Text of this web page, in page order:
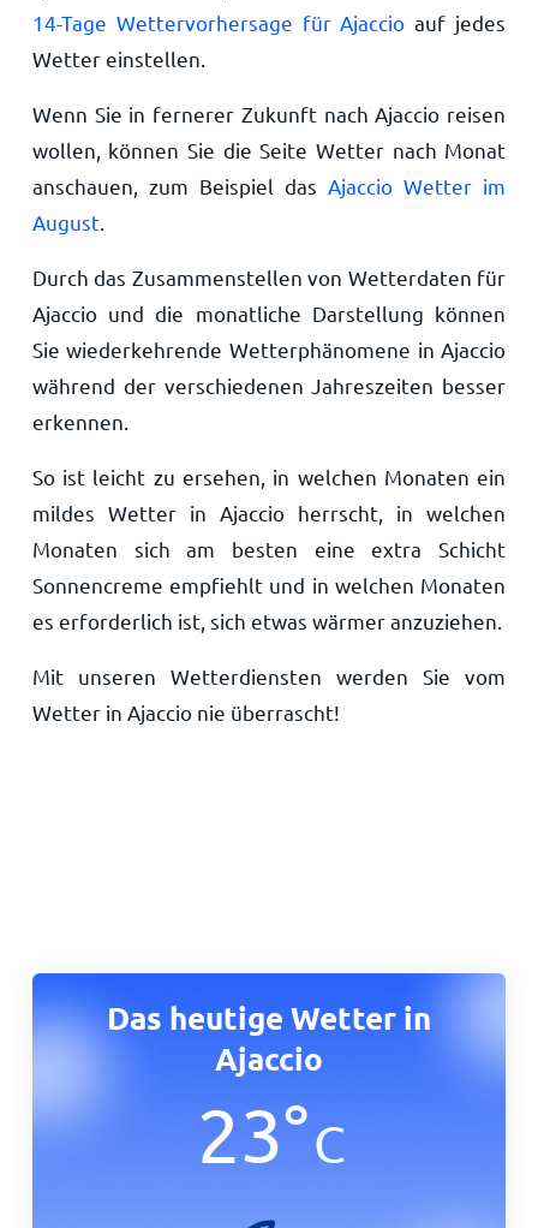
14-Tage Wettervorhersage für Ajaccio auf jedes
Wetter einstellen.
Wenn Sie in fernerer Zukunft nach Ajaccio reisen
wollen, können Sie die Seite Wetter nach Monat
anschauen, zum Beispiel das Ajaccio Wetter im
August.
Durch das Zusammenstellen von Wetterdaten für
Ajaccio und die monatliche Darstellung können
Sie wiederkehrende Wetterphänomene in Ajaccio
während der verschiedenen Jahreszeiten besser
erkennen.
So ist leicht zu ersehen, in welchen Monaten ein
mildes Wetter in Ajaccio herrscht, in welchen
Monaten sich am besten eine extra Schicht
Sonnencreme empfiehlt und in welchen Monaten
es erforderlich ist, sich etwas wärmer anzuziehen.
Mit unseren Wetterdiensten werden Sie vom
Wetter in Ajaccio nie überrascht!
Das heutige Wetter in
Ajaccio
23°C